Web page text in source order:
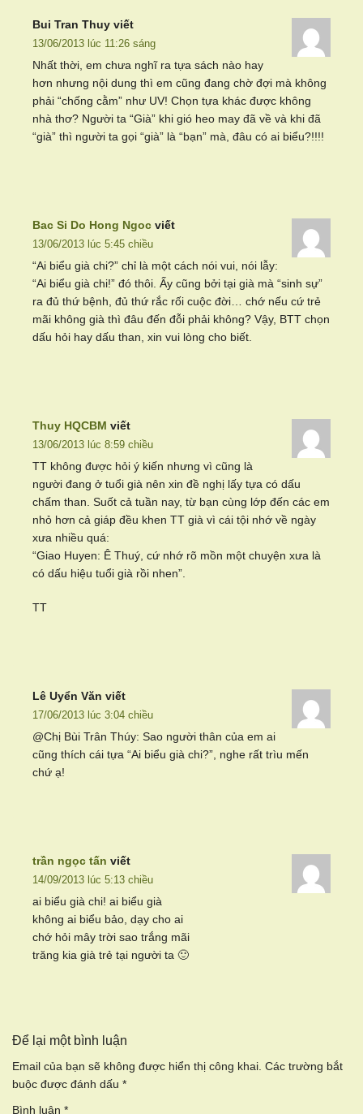
Bui Tran Thuy viết
13/06/2013 lúc 11:26 sáng
Nhất thời, em chưa nghĩ ra tựa sách nào hay
hơn nhưng nội dung thì em cũng đang chờ đợi mà không
phải “chống cằm” như UV! Chọn tựa khác được không
nhà thơ? Người ta “Già” khi gió heo may đã về và khi đã
“già” thì người ta gọi “già” là “bạn” mà, đâu có ai biểu?!!!!
Bac Si Do Hong Ngoc viết
13/06/2013 lúc 5:45 chiều
“Ai biểu già chi?” chỉ là một cách nói vui, nói lẫy:
“Ai biểu già chi!” đó thôi. Ấy cũng bởi tại già mà “sinh sự”
ra đủ thứ bệnh, đủ thứ rắc rối cuộc đời… chớ nếu cứ trẻ
mãi không già thì đâu đến đỗi phải không? Vậy, BTT chọn
dấu hỏi hay dấu than, xin vui lòng cho biết.
Thuy HQCBM viết
13/06/2013 lúc 8:59 chiều
TT không được hỏi ý kiến nhưng vì cũng là
người đang ở tuổi già nên xin đề nghị lấy tựa có dấu
chấm than. Suốt cả tuần nay, từ bạn cùng lớp đến các em
nhỏ hơn cả giáp đều khen TT già vì cái tội nhớ về ngày
xưa nhiều quá:
“Giao Huyen: Ê Thuý, cứ nhớ rõ mồn một chuyện xưa là
có dấu hiệu tuổi già rồi nhen”.
TT
Lê Uyển Văn viết
17/06/2013 lúc 3:04 chiều
@Chị Bùi Trân Thúy: Sao người thân của em ai
cũng thích cái tựa “Ai biểu già chi?”, nghe rất trìu mến
chứ ạ!
trần ngọc tấn viết
14/09/2013 lúc 5:13 chiều
ai biểu già chi! ai biểu già
không ai biểu bảo, dạy cho ai
chớ hỏi mây trời sao trắng mãi
trăng kia già trẻ tại người ta 🙂
Để lại một bình luận
Email của bạn sẽ không được hiển thị công khai. Các trường bắt
buộc được đánh dấu *
Bình luận *